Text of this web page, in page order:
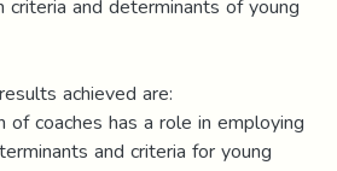
achieved are:
coaches has a role in employing
and criteria for young